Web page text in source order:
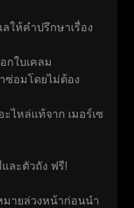
ให้คำปรึกษาเรื่อง
กใบเคลม
ซ่อมโดยไม่ต้อง
ไหล่แท้จาก เมอร์เซ
ละตัวถัง ฟรี!
ายล่วงหน้าก่อนนำ